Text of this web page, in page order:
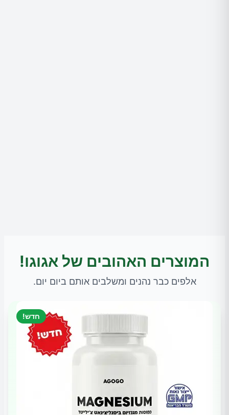
המוצרים האהובים של אגוגו!
אלפים כבר נהנים ומשלבים אותם ביום יום.
חדש!